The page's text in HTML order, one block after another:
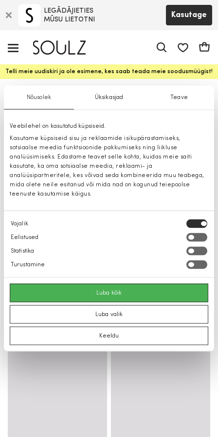
Nõusolek Üksikasjad Teave
Veebilehel on kasutatud küpsiseid.
Kasutame küpsiseid sisu ja reklaamide isikupärastamiseks,
sotsiaalse meedia funktsioonide pakkumiseks ning liikluse
analüüsimiseks. Edastame teavet selle kohta, kuidas meie saiti
kasutate, ka oma sotsiaalse meedia, reklaami- ja
analüüsipartneritele, kes võivad seda kombineerida muu teabega,
mida olete neile esitanud või mida nad on kogunud teiepoolse
teenuste kasutamise käigus.
Nõusoleku
valik
Vajalik
Eelistused
Statistika
Turustamine
Luba kõik
Luba valik
Keeldu
LEGĀDĀJIETIES
MŪSU LIETOTNI
Kasutage
Telli meie uudiskiri ja ole esimene, kes saab teada meie soodusmüügist!
Saapad